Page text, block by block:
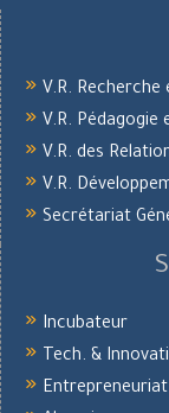
V.R.
V.R. Pédagogie
V.R. des
V.R.
Secrétariat
Incubateur
Tech. &
Entrepreneuriat